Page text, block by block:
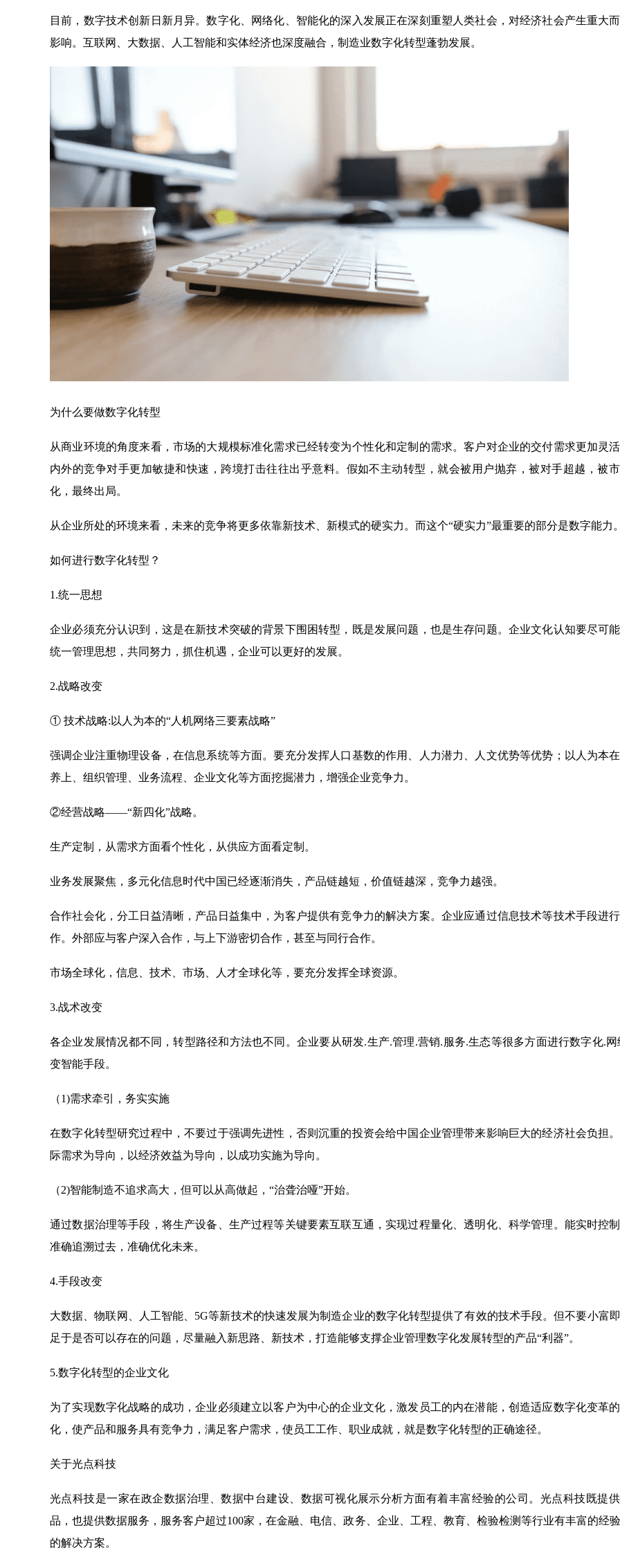
目前，数字技术创新日新月异。数字化、网络化、智能化的深入发展正在深刻重塑人类社会，对经济社会产生重大
影响。互联网、大数据、人工智能和实体经济也深度融合，制造业数字化转型蓬勃发展。
为什么要做数字化转型
从商业环境的角度来看，市场的大规模标准化需求已经转变为个性化和定制的需求。客户对企业的交付需求更加灵
内外的竞争对手更加敏捷和快速，跨境打击往往出乎意料。假如不主动转型，就会被用户抛弃，被对手超越，被
化，最终出局。
从企业所处的环境来看，未来的竞争将更多依靠新技术、新模式的硬实力。而这个“硬实力”最重要的部分是数字能力。
如何进行数字化转型？
1.统一思想
企业必须充分认识到，这是在新技术突破的背景下围困转型，既是发展问题，也是生存问题。企业文化认知要尽可能
统一管理思想，共同努力，抓住机遇，企业可以更好的发展。
2.战略改变
① 技术战略:以人为本的“人机网络三要素战略”
强调企业注重物理设备，在信息系统等方面。要充分发挥人口基数的作用、人力潜力、人文优势等优势；以人为本
养上、组织管理、业务流程、企业文化等方面挖掘潜力，增强企业竞争力。
②经营战略——“新四化”战略。
生产定制，从需求方面看个性化，从供应方面看定制。
业务发展聚焦，多元化信息时代中国已经逐渐消失，产品链越短，价值链越深，竞争力越强。
合作社会化，分工日益清晰，产品日益集中，为客户提供有竞争力的解决方案。企业应通过信息技术等技术手段进
作。外部应与客户深入合作，与上下游密切合作，甚至与同行合作。
市场全球化，信息、技术、市场、人才全球化等，要充分发挥全球资源。
3.战术改变
各企业发展情况都不同，转型路径和方法也不同。企业要从研发.生产.管理.营销.服务.生态等很多方面进行数字化.网
变智能手段。
（1)需求牵引，务实实施
在数字化转型研究过程中，不要过于强调先进性，否则沉重的投资会给中国企业管理带来影响巨大的经济社会负担
际需求为导向，以经济效益为导向，以成功实施为导向。
（2)智能制造不追求高大，但可以从高做起，“治聋治哑”开始。
通过数据治理等手段，将生产设备、生产过程等关键要素互联互通，实现过程量化、透明化、科学管理。能实时控制
准确追溯过去，准确优化未来。
4.手段改变
大数据、物联网、人工智能、5G等新技术的快速发展为制造企业的数字化转型提供了有效的技术手段。但不要小富
足于是否可以存在的问题，尽量融入新思路、新技术，打造能够支撑企业管理数字化发展转型的产品“利器”。
5.数字化转型的企业文化
为了实现数字化战略的成功，企业必须建立以客户为中心的企业文化，激发员工的内在潜能，创造适应数字化变革
化，使产品和服务具有竞争力，满足客户需求，使员工工作、职业成就，就是数字化转型的正确途径。
关于光点科技
光点科技是一家在政企数据治理、数据中台建设、数据可视化展示分析方面有着丰富经验的公司。光点科技既提
品，也提供数据服务，服务客户超过100家，在金融、电信、政务、企业、工程、教育、检验检测等行业有丰富的经
的解决方案。